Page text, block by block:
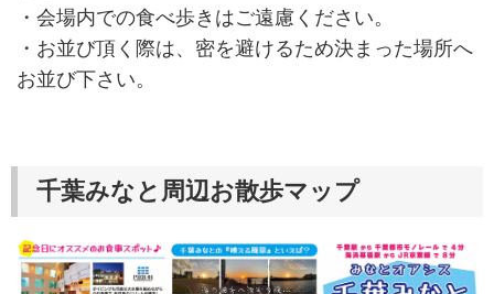
・会場内での食べ歩きはご遠慮ください。
・お並び頂く際は、密を避けるため決まった場所へ
お並び下さい。
千葉みなと周辺お散歩マップ